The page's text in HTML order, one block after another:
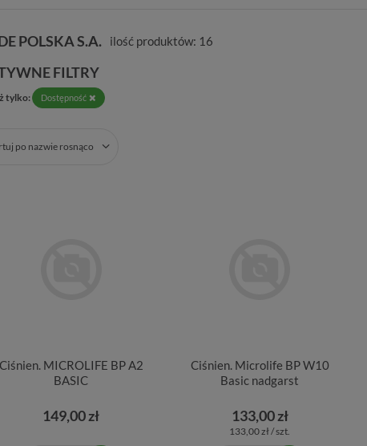
POLSKA S.A. ilość produktów: 16
FILTRY
tylko: Dostępność
po nazwie rosnąco
Ciśnien. MICROLIFE BP A2
BASIC
149,00 zł
Ciśnien. Microlife BP W10
Basic nadgarst
133,00 zł
133,00 zł / szt.